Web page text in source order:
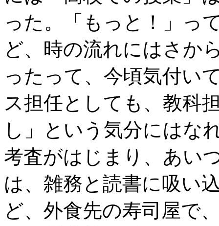
った。「もっと！」っ
ど、時の流れにはさか
ったって、今頃気付い
ス担任としても、教科
し」という気分にはな
考査がはじまり、あい
は、雑務と読書に吸い
ど、外食先の寿司屋で